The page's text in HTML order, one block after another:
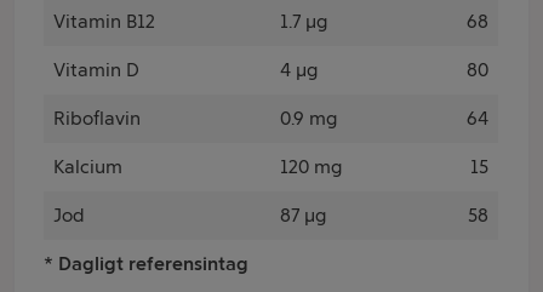
Vitamin B12 1.7 µg 68
Vitamin D 4 µg 80
Riboflavin 0.9 mg 64
Kalcium 120 mg 15
Jod 87 µg 58
* Dagligt referensintag